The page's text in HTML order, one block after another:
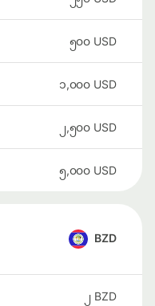
၅၀၀ USD
၁,၀၀၀ USD
၂,၅၀၀ USD
၅,၀၀၀ USD
BZD
၂ BZD